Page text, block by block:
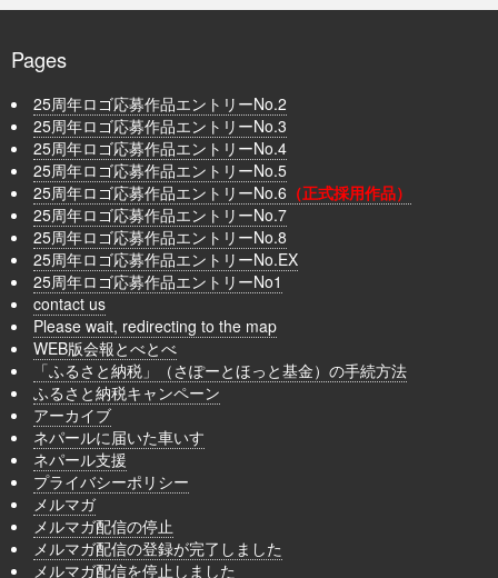
Pages
25周年ロゴ応募作品エントリーNo.2
25周年ロゴ応募作品エントリーNo.3
25周年ロゴ応募作品エントリーNo.4
25周年ロゴ応募作品エントリーNo.5
25周年ロゴ応募作品エントリーNo.6 （正式採用作品）
25周年ロゴ応募作品エントリーNo.7
25周年ロゴ応募作品エントリーNo.8
25周年ロゴ応募作品エントリーNo.EX
25周年ロゴ応募作品エントリーNo1
contact us
Please wait, redirecting to the map
WEB版会報とべとべ
「ふるさと納税」（さぽーとほっと基金）の手続方法
ふるさと納税キャンペーン
アーカイブ
ネパールに届いた車いす
ネパール支援
プライバシーポリシー
メルマガ
メルマガ配信の停止
メルマガ配信の登録が完了しました
メルマガ配信を停止しました